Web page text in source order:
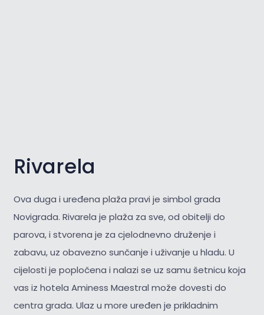
Rivarela
Ova duga i uređena plaža pravi je simbol grada
Novigrada. Rivarela je plaža za sve, od obitelji do
parova, i stvorena je za cjelodnevno druženje i
zabavu, uz obavezno sunčanje i uživanje u hladu. U
cijelosti je popločena i nalazi se uz samu šetnicu koja
vas iz hotela Aminess Maestral može dovesti do
centra grada. Ulaz u more uređen je prikladnim